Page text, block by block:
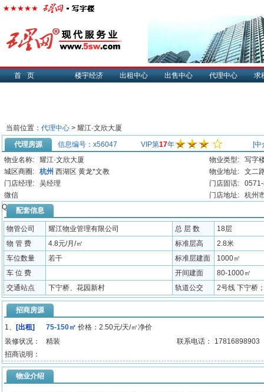
首页 楼宇经济 出租中心 出售中心 代理中心 求
当前位置： 代理中心 > 耀江·文欣大厦
代理房源
信息编号：x56047 VIP第17年
[中
物业名称:
耀江·文欣大厦 物业类型:
写字
城区商圈:
杭州 西湖区 黄龙*文教 物业地址:
文二
门店经理:
吴经理 门店固话:
微信
QQ:
门店地址:
杭州
配套信息
物管公司 耀江物业管理有限公司 总 层 数
18层
物 管 费
4.8元/月/㎡ 标准层高
2.8米
车位数量
若干 标准层建面
1000㎡
车 位 费
开间建面
80-1000㎡
交通站点
下宁桥、花园新村 轨道公交 2号线 下宁桥
招商房源
1、 [出租] 75-150㎡ 价格：2.50元/天/㎡净价
装修状况：
精装 联系电话：
17816898903
招商说明：
物业介绍